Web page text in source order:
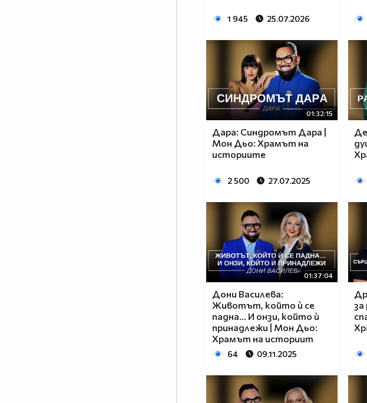
1 945 25.07.2026
01:32:15
Дара: Синдромът Дара |
Мон Дьо: Храмът на
историите
2 500 27.07.2025
01:37:04
Дони Василева:
Животът, който ѝ се
падна... И онзи, който ѝ
принадлежи | Мон Дьо:
Храмът на историит
64 09.11.2025
за